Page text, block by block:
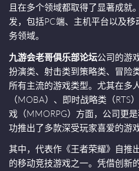
且在多个领域都取得了显著成就
发，包括PC端、主机平台以及
务领域。
九游会老哥俱乐部论坛公司的游
扮演类、射击类到策略类、冒险
所有主流的游戏类型。尤其在多
（MOBA）、即时战略类（RTS
戏（MMORPG）方面，公司更
功推出了多款深受玩家喜爱的游戏
其中，代表作《王者荣耀》自推
的移动竞技游戏之一。凭借创新